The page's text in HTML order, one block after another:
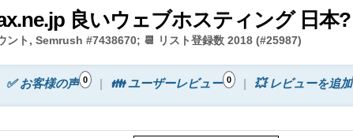
良いウェブホスティング 日本?
ント, Semrush #7438670; 📆 リスト登録数 2018 (#25987)
✅ お客様の声 0 👪 ユーザーレビュー 0 💥 レビューを追加